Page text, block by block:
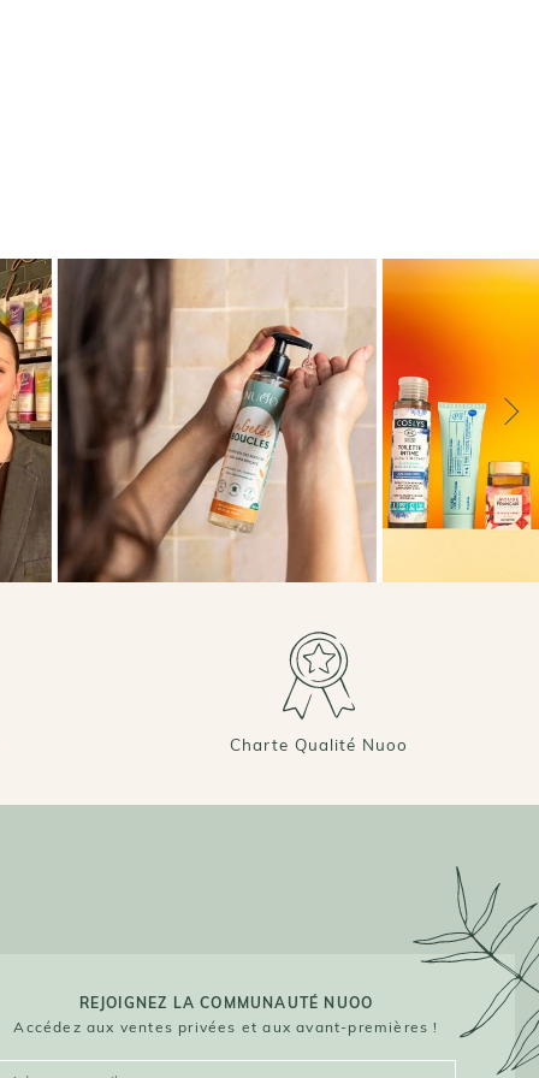
Charte Qualité Nuoo
REJOIGNEZ LA COMMUNAUTÉ NUOO
Accédez aux ventes privées et aux avant-premières !